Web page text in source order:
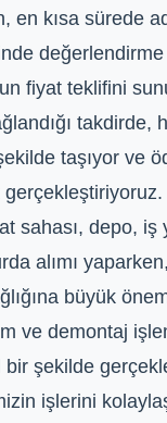
en kısa sürede
değerlendirme
fiyat teklifini
takdirde,
taşıyor ve
sahası, depo, iş
alımı
büyük
ve demontaj
bir şekilde
işlerini